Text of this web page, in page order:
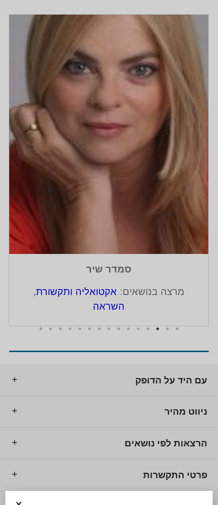
סמדר שיר
מרצה בנושאים: אקטואליה ותקשורת,
השראה
עם היד על הדופק
ניווט מהיר
הרצאות לפי נושאים
פרטי התקשרות